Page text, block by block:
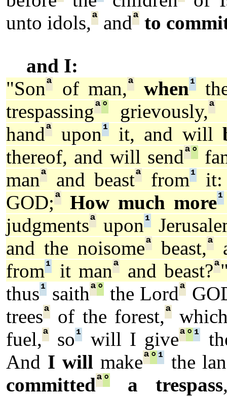
unto idols,ª andª to
and I:
"Sonª of man,ª when¹
trespassingª° grievously,ª
handª upon¹ it, and will
thereof, and will sendª°
manª and beastª from¹
it:
GOD;ª How much more¹
judgmentsª upon¹
and the noisomeª beast,ª
from¹ it manª and beast?ª
thus¹ saithª° the Lordª
treesª of the forest,ª
fuel,ª so¹ will I giveª° ¹
And I will makeª° ¹the
committedª° a trespass